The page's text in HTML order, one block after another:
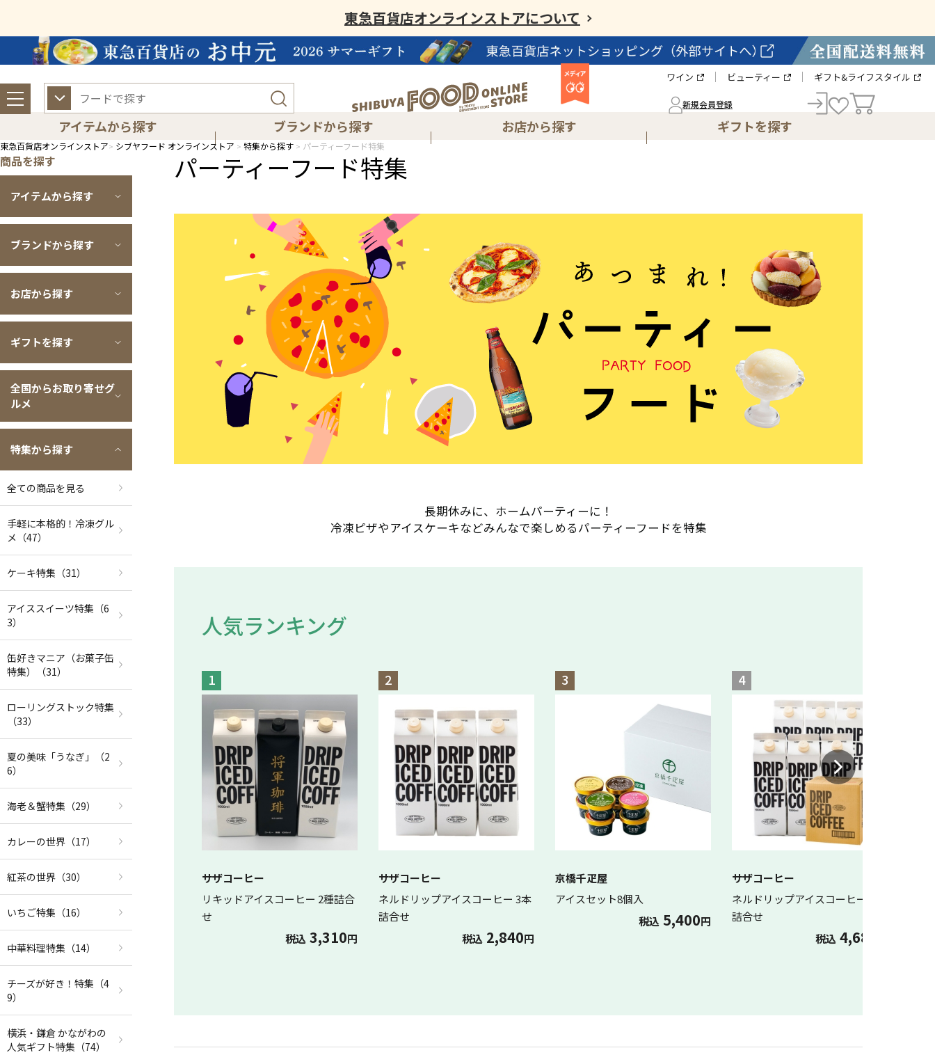
東急百貨店オンラインストアについて
ワイン ビューティー ギフト&ライフスタイル
新規会員登録
アイテムから探す ブランドから探す お店から探す ギフトを探す
東急百貨店オンラインストア シブヤフード オンラインストア 特集から探す パーティーフード特集
商品を探す
アイテムから探す
ブランドから探す
お店から探す
ギフトを探す
全国からお取り寄せグ
ルメ
特集から探す
全ての商品を見る
手軽に本格的！冷凍グル
メ （47）
ケーキ特集 （31）
アイススイーツ特集 （6
3）
缶好きマニア（お菓子缶
特集）
（31）
ローリングストック特集
（33）
夏の美味「うなぎ」
（2
6）
海老＆蟹特集 （29）
カレーの世界 （17）
紅茶の世界 （30）
いちご特集 （16）
中華料理特集 （14）
チーズが好き！特集 （4
9）
横浜・鎌倉 かながわの
人気ギフト特集 （74）
パーティーフード特集
長期休みに、ホームパーティーに！
冷凍ピザやアイスケーキなどみんなで楽しめるパーティーフードを特集
人気ランキング
1
サザコーヒー
リキッドアイスコーヒー 2種詰合
せ
税込 3,310円
2
サザコーヒー
ネルドリップアイスコーヒー 3本
詰合せ
税込 2,840円
3
京橋千疋屋
アイスセット8個入
税込 5,400円
4
サザコーヒー
ネルドリップアイスコーヒー 6本
詰合せ
税込 4,680